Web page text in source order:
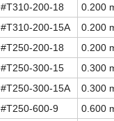
#T310-200-18
0.200
#T310-200-15A
0.200
#T250-200-18
0.200
#T250-300-15
0.300
#T250-300-15A
0.300
#T250-600-9
0.600